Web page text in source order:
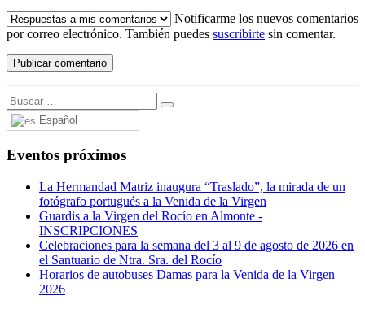
Notificarme los nuevos comentarios
por correo electrónico. También puedes suscribirte sin comentar.
Español
Eventos próximos
La Hermandad Matriz inaugura “Traslado”, la mirada de un
fotógrafo portugués a la Venida de la Virgen
Guardis a la Virgen del Rocío en Almonte -
INSCRIPCIONES
Celebraciones para la semana del 3 al 9 de agosto de 2026 en
el Santuario de Ntra. Sra. del Rocío
Horarios de autobuses Damas para la Venida de la Virgen
2026